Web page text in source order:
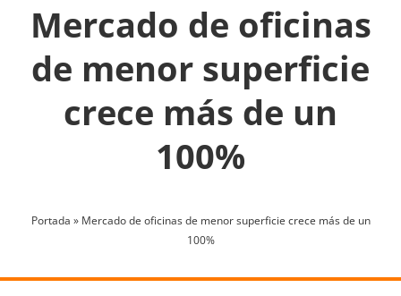
Mercado de oficinas
de menor superficie
crece más de un
100%
Portada » Mercado de oficinas de menor superficie crece más de un
100%